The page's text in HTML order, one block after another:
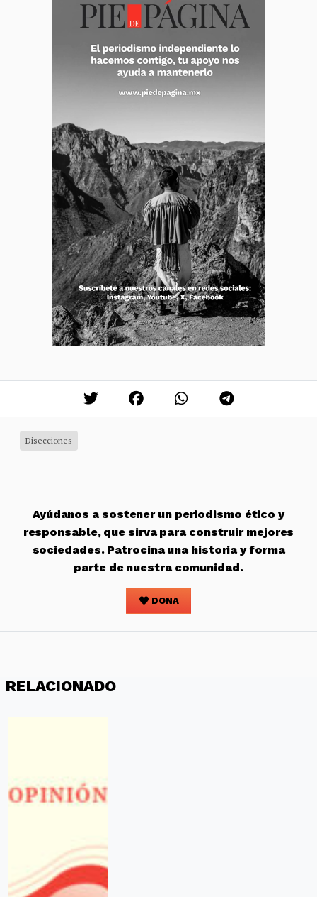
Disecciones
Ayúdanos a sostener un periodismo ético y
responsable, que sirva para construir mejores
sociedades. Patrocina una historia y forma
parte de nuestra comunidad.
DONA
RELACIONADO